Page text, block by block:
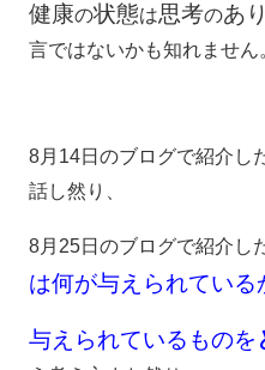
健康の状態は思考のあ
言ではないかも知れません
8月14日のブログで紹介し
話し然り、
8月25日のブログで紹介し
は何が与えられている
与えられているものを